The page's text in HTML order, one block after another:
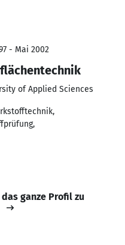
- Mai 2002
of Applied Sciences
ganze Profil zu